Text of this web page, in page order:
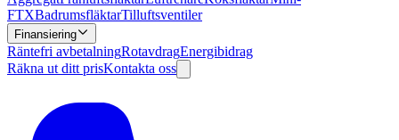
FTXBadrumsfläktarTilluftsventiler
Finansiering
Räntefri avbetalningRotavdragEnergibidrag
Räkna ut ditt prisKontakta oss